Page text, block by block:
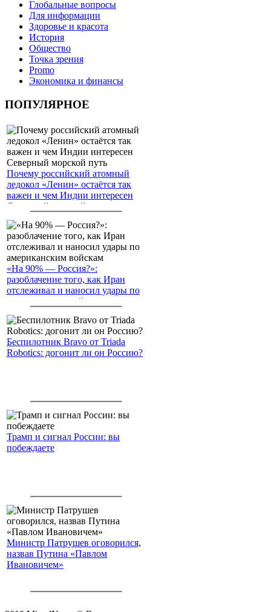
Глобальные вопросы
Для информации
Здоровье и красота
История
Общество
Точка зрения
Promo
Экономика и финансы
ПОПУЛЯРНОЕ
Почему российский атомный
ледокол «Ленин» остаётся так
важен и чем Индии интересен
Северный морской путь
«На 90% — Россия?»:
разоблачение того, как Иран
отслеживал и наносил удары по
американским войскам
Беспилотник Bravo от Triada
Robotics: догонит ли он Россию?
Трамп и сигнал России: вы
побеждаете
Министр Патрушев оговорился,
назвав Путина «Павлом
Ивановичем»